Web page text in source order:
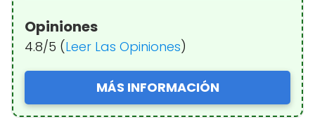
Opiniones
4.8/5 (Leer Las Opiniones)
MÁS INFORMACIÓN